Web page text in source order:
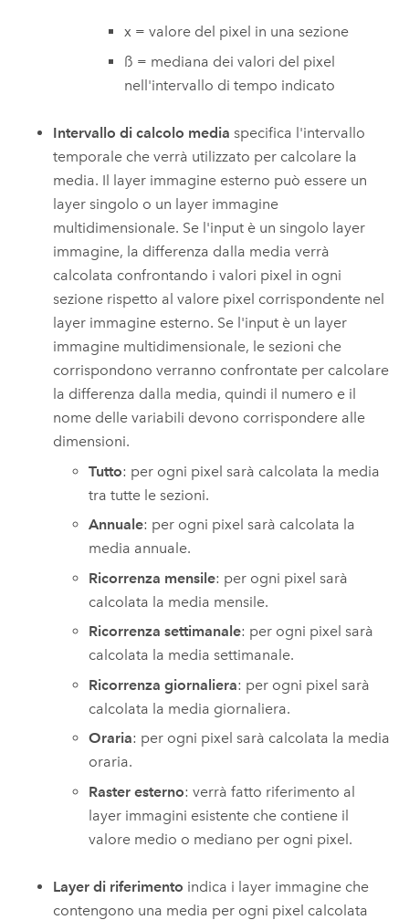
x = valore del pixel in una sezione
ß = mediana dei valori del pixel
nell'intervallo di tempo indicato
Intervallo di calcolo media specifica l'intervallo
temporale che verrà utilizzato per calcolare la
media. Il layer immagine esterno può essere un
layer singolo o un layer immagine
multidimensionale. Se l'input è un singolo layer
immagine, la differenza dalla media verrà
calcolata confrontando i valori pixel in ogni
sezione rispetto al valore pixel corrispondente nel
layer immagine esterno. Se l'input è un layer
immagine multidimensionale, le sezioni che
corrispondono verranno confrontate per calcolare
la differenza dalla media, quindi il numero e il
nome delle variabili devono corrispondere alle
dimensioni.
Tutto: per ogni pixel sarà calcolata la media
tra tutte le sezioni.
Annuale: per ogni pixel sarà calcolata la
media annuale.
Ricorrenza mensile: per ogni pixel sarà
calcolata la media mensile.
Ricorrenza settimanale: per ogni pixel sarà
calcolata la media settimanale.
Ricorrenza giornaliera: per ogni pixel sarà
calcolata la media giornaliera.
Oraria: per ogni pixel sarà calcolata la media
oraria.
Raster esterno: verrà fatto riferimento al
layer immagini esistente che contiene il
valore medio o mediano per ogni pixel.
Layer di riferimento indica i layer immagine che
contengono una media per ogni pixel calcolata